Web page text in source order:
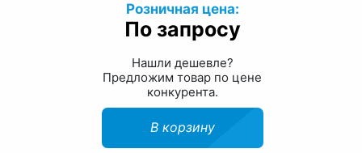
Розничная цена:
По запросу
Нашли дешевле?
Предложим товар по цене
конкурента.
В корзину